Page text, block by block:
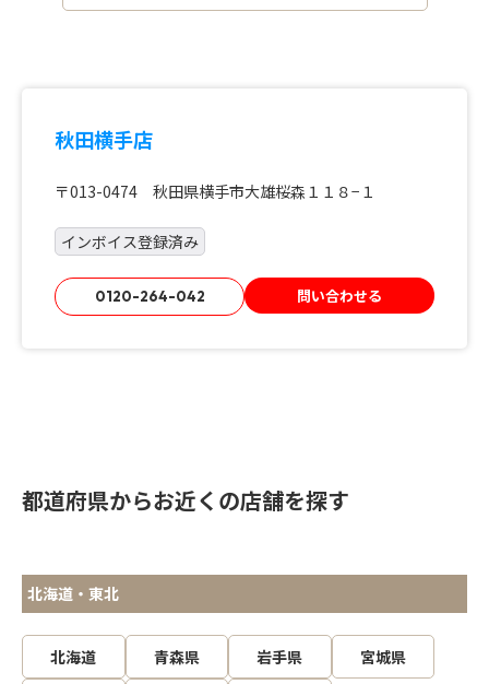
秋田横手店
〒013-0474 秋田県横手市大雄桜森１１８−１
インボイス登録済み
0120-264-042 問い合わせる
都道府県からお近くの店舗を探す
北海道・東北
北海道 青森県 岩手県
宮城県